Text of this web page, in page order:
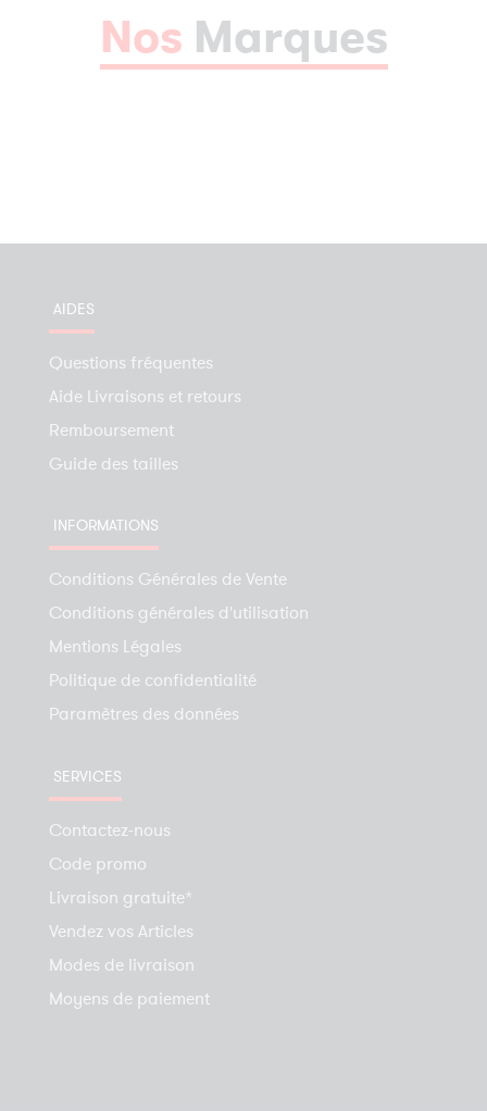
Nos Marques
AIDES
Questions fréquentes
Aide Livraisons et retours
Remboursement
Guide des tailles
INFORMATIONS
Conditions Générales de Vente
Conditions générales d'utilisation
Mentions Légales
Politique de confidentialité
Paramètres des données
SERVICES
Contactez-nous
Code promo
Livraison gratuite*
Vendez vos Articles
Modes de livraison
Moyens de paiement